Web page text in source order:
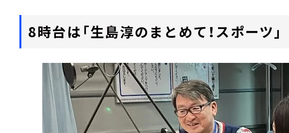
8時台は「生島淳のまとめて！スポーツ」